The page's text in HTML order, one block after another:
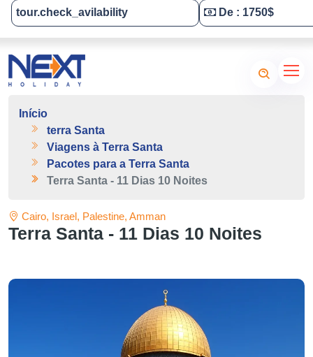
Tailor-Made Your Tour
Início
terra Santa
Viagens à Terra Santa
Pacotes para a Terra Santa
Terra Santa - 11 Dias 10 Noites
tour.check_avilability De : 1750$
Cairo, Israel, Palestine, Amman
Terra Santa - 11 Dias 10 Noites